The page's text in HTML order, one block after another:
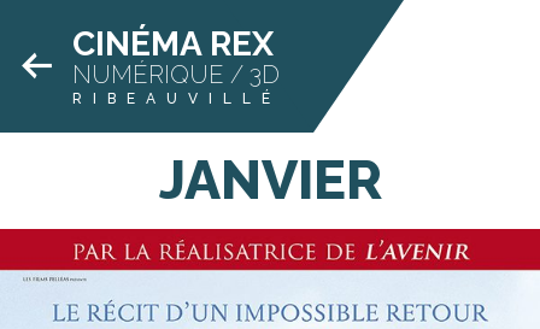
CINÉMA REX
NUMÉRIQUE / 3D
RIBEAUVILLÉ
JANVIER